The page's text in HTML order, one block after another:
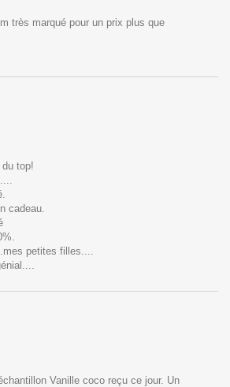
très marqué pour un prix plus que
top!
cadeau.
petites filles....
Vanille coco reçu ce jour. Un